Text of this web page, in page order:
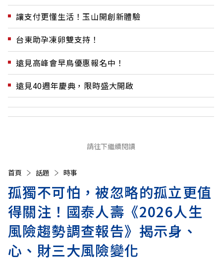
讓支付更懂生活！玉山開創新體驗
台東助孕凍卵雙支持！
遠見高峰會早鳥優惠報名中！
遠見40週年慶典，限時盛大開啟
請往下繼續閱讀
首頁 話題 時事
孤獨不可怕，被忽略的孤立更值
得關注！國泰人壽《2026人生
風險趨勢調查報告》揭示身、
心、財三大風險變化